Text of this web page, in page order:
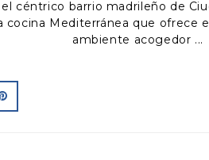
céntrico barrio madrileño de
cocina Mediterránea que ofrece
ambiente acogedor